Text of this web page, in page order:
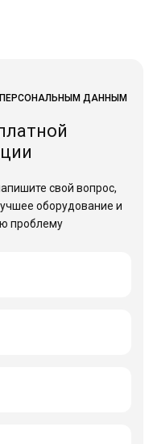
ДАННЫМ
свой вопрос,
оборудование и
проблему